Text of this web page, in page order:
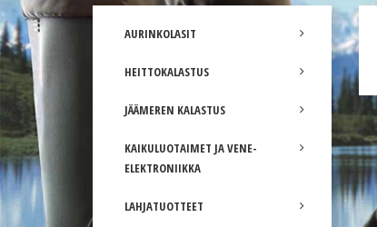
AURINKOLASIT
HEITTOKALASTUS
JÄÄMEREN KALASTUS
KAIKULUOTAIMET JA VENE-
ELEKTRONIIKKA
LAHJATUOTTEET